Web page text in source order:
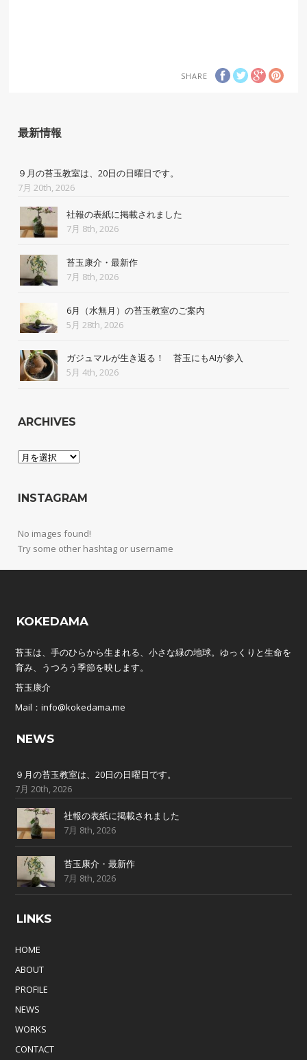
SHARE
最新情報
９月の苔玉教室は、20日の日曜日です。
7月 20th, 2026
社報の表紙に掲載されました
7月 8th, 2026
苔玉康介・最新作
7月 8th, 2026
6月（水無月）の苔玉教室のご案内
5月 28th, 2026
ガジュマルが生き返る！ 苔玉にもAIが参入
5月 4th, 2026
ARCHIVES
Archives
INSTAGRAM
No images found!
Try some other hashtag or username
KOKEDAMA
苔玉は、手のひらから生まれる、小さな緑の地球。ゆっくりと生命を
育み、うつろう季節を映します。
苔玉康介
Mail：info@kokedama.me
NEWS
９月の苔玉教室は、20日の日曜日です。
7月 20th, 2026
社報の表紙に掲載されました
7月 8th, 2026
苔玉康介・最新作
7月 8th, 2026
LINKS
HOME
ABOUT
PROFILE
NEWS
WORKS
CONTACT